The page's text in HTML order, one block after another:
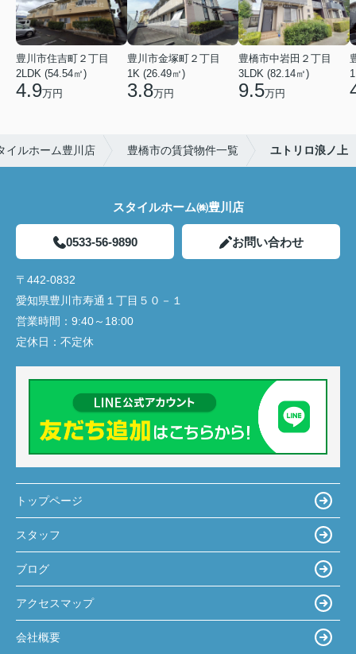
豊川市住吉町２丁目
2LDK (54.54㎡)
4.9万円
豊川市金塚町２丁目
1K (26.49㎡)
3.8万円
豊橋市中岩田２丁目
3LDK (82.14㎡)
9.5万円
イルホーム豊川店 豊橋市の賃貸物件一覧 ユトリロ浪ノ上
スタイルホーム㈱豊川店
0533-56-9890 お問い合わせ
〒442-0832
愛知県豊川市寿通１丁目５０－１
営業時間： 9:40～18:00
定休日： 不定休
トップページ
スタッフ
ブログ
アクセスマップ
会社概要